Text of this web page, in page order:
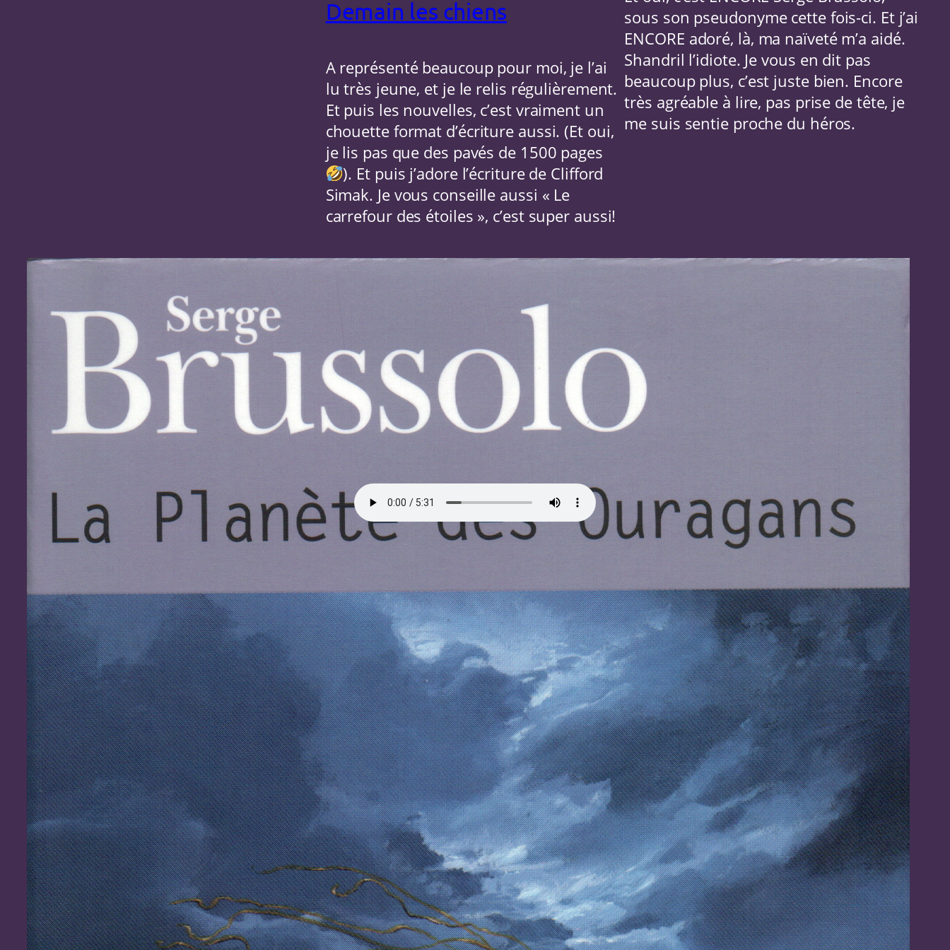
Demain les chiens
A représenté beaucoup pour moi, je l’ai
lu très jeune, et je le relis régulièrement.
Et puis les nouvelles, c’est vraiment un
chouette format d’écriture aussi. (Et oui,
je lis pas que des pavés de 1500 pages
). Et puis j’adore l’écriture de Clifford
Simak. Je vous conseille aussi « Le
carrefour des étoiles », c’est super aussi!
sous son pseudonyme cette fois-ci. Et j’ai
ENCORE adoré, là, ma naïveté m’a aidé.
Shandril l’idiote. Je vous en dit pas
beaucoup plus, c’est juste bien. Encore
très agréable à lire, pas prise de tête, je
me suis sentie proche du héros.
Un peu de musique pour accompagner
ça, c’est un groupe qui s’appelle GUILI
GUILI GOULAG, et le morceau c’est
Punition Papouille. Et je rigole zéro, c’est
vrai
. Avec de la harpe électrique
même un semblant d’ordre.
J’ai lu des centaines (peut être des
milliers) de livres de SF dans ma vie. Mais
celui là, il m’a fait tout oublier. Je ne
parlais plus ( genre ça m’est jamais
arrivé, même en dormant je parle
),
j’étais bloquée, quand on me parlais je
ne répondais pas, complétement